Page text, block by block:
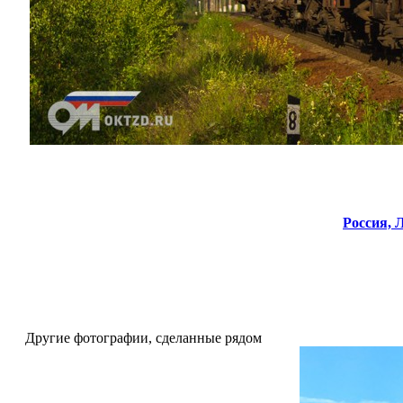
Россия,
Другие фотографии, сделанные рядом